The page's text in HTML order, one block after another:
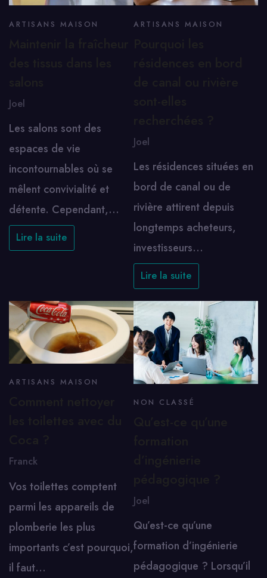
ARTISANS MAISON
Joel
Les salons sont des
espaces de vie
incontournables où se
mêlent convivialité et
détente. Cependant,…
Lire la suite
ARTISANS MAISON
Joel
Les résidences situées en
bord de canal ou de
rivière attirent depuis
longtemps acheteurs,
investisseurs…
Lire la suite
ARTISANS MAISON
Franck
Vos toilettes comptent
parmi les appareils de
plomberie les plus
importants c’est pourquoi,
il faut…
NON CLASSÉ
Joel
Qu’est-ce qu’une
formation d’ingénierie
pédagogique ? Lorsqu’il